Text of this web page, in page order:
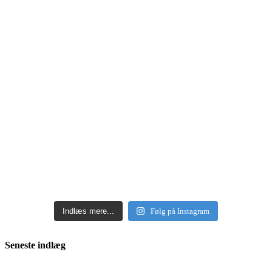
Indlæs mere... Følg på Instagram
Seneste indlæg